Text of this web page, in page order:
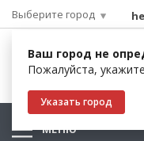
Выберите город
Ваш город не
Пожалуйста,
Указать город
МЕНЮ